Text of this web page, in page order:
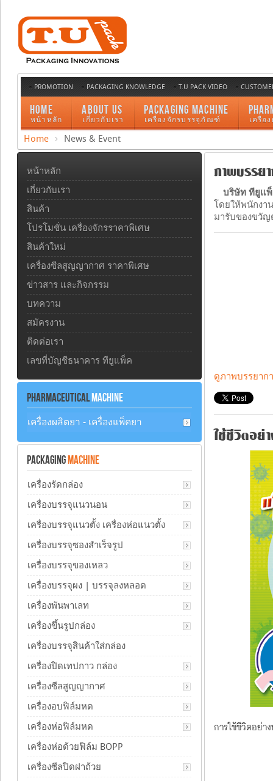
PROMOTION PACKAGING KNOWLEDGE T.U PACK VIDEO
HOME
หน้าหลัก
ABOUT US
เกี่ยวกับเรา
PACKAGING MACHINE
เครื่องจักรบรรจุภัณฑ์ เครื่อ
Home News & Event
ภาพบรรย
บริษัท ทียูแ
โดยให้พนักงา
มารับของขวัญ
ดูภาพบรรยาก
ใช้ชีวิตอย่
การใช้ชีวิตอย่า
หน้าหลัก
เกี่ยวกับเรา
สินค้า
โปรโมชั่น เครื่องจักรราคาพิเศษ
สินค้าใหม่
เครื่องซีลสูญญากาศ ราคาพิเศษ
ข่าวสาร และกิจกรรม
บทความ
สมัครงาน
ติดต่อเรา
เลขที่บัญชีธนาคาร ทียูแพ็ค
PHARMACEUTICALMACHINE
เครื่องผลิตยา - เครื่องแพ็คยา
PACKAGING MACHINE
เครื่องรัดกล่อง
เครื่องบรรจุแนวนอน
เครื่องบรรจุแนวตั้ง เครื่องห่อแนวตั้ง
เครื่องบรรจุซองสำเร็จรูป
เครื่องบรรจุของเหลว
เครื่องบรรจุผง | บรรจุลงหลอด
เครื่องพันพาเลท
เครื่องขึ้นรูปกล่อง
เครื่องบรรจุสินค้าใส่กล่อง
เครื่องปิดเทปกาว กล่อง
เครื่องซีลสูญญากาศ
เครื่องอบฟิล์มหด
เครื่องห่อฟิล์มหด
เครื่องห่อด้วยฟิล์ม BOPP
เครื่องซีลปิดฝาถ้วย